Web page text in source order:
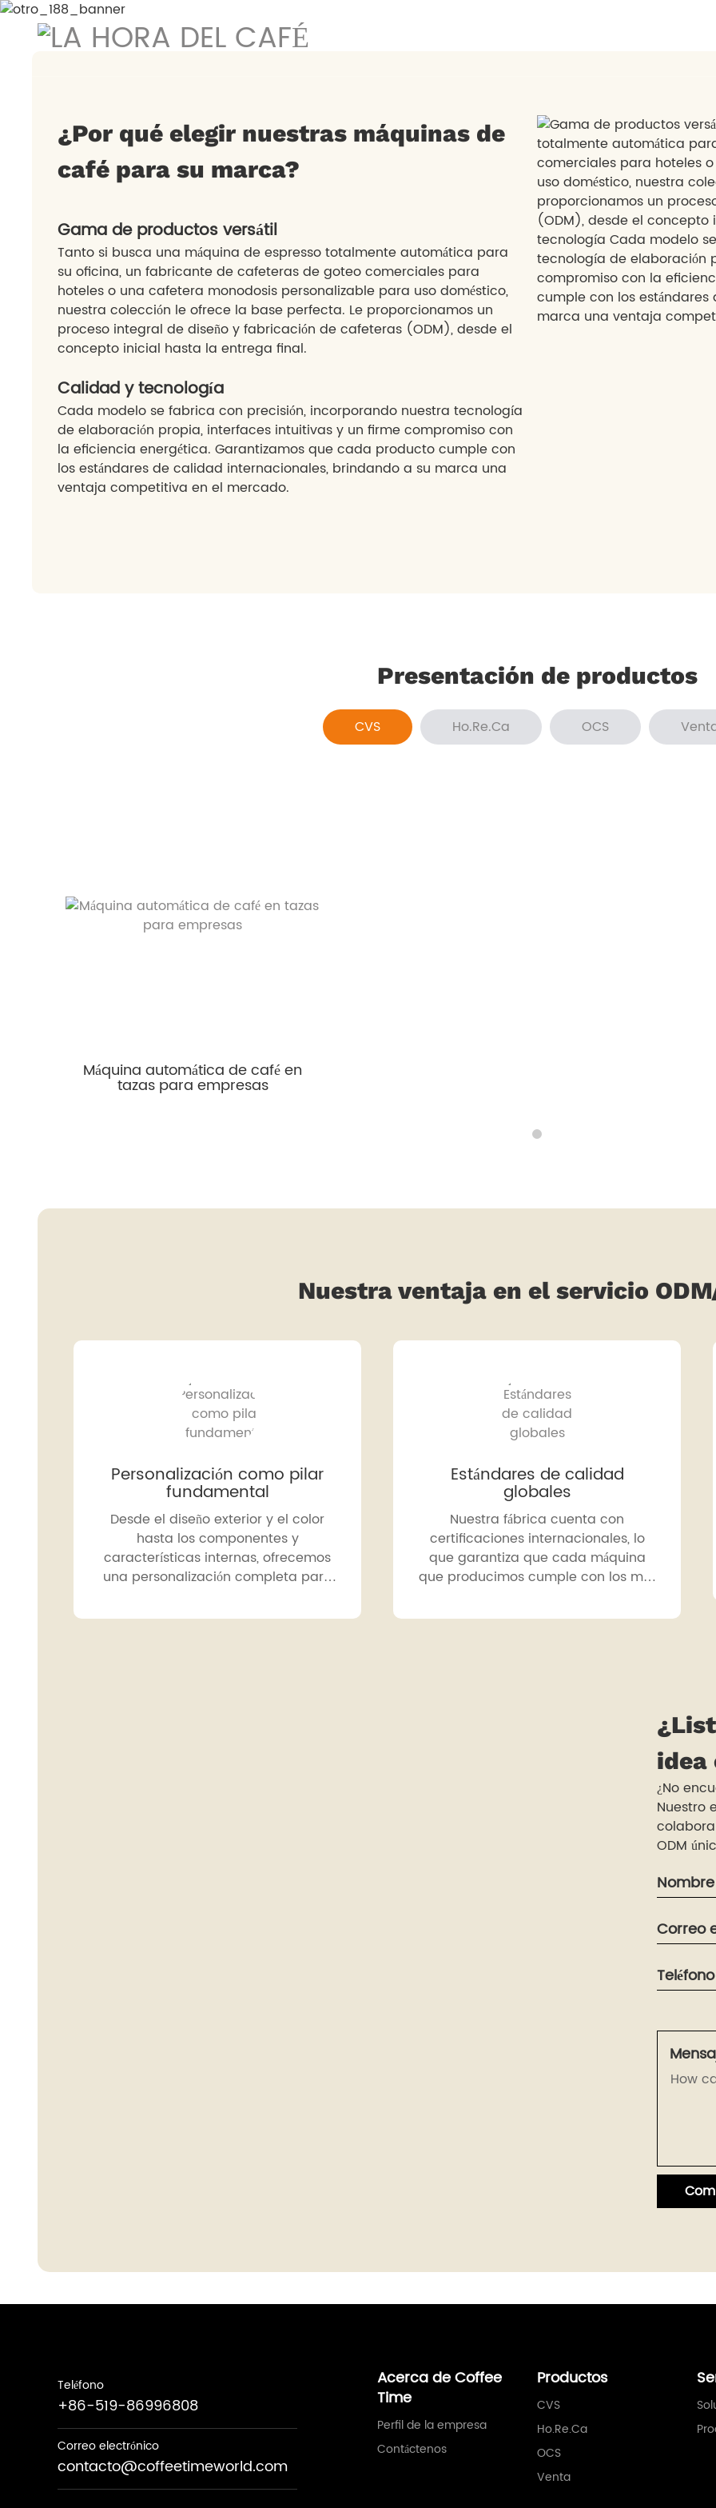
¿Por qué elegir nuestras máquinas de
café para su marca?
Gama de productos versátil
Tanto si busca una máquina de espresso totalmente automática para
su oficina, un fabricante de cafeteras de goteo comerciales para
hoteles o una cafetera monodosis personalizable para uso doméstico,
nuestra colección le ofrece la base perfecta. Le proporcionamos un
proceso integral de diseño y fabricación de cafeteras (ODM), desde el
concepto inicial hasta la entrega final.
Calidad y tecnología
Cada modelo se fabrica con precisión, incorporando nuestra tecnología
de elaboración propia, interfaces intuitivas y un firme compromiso con
la eficiencia energética. Garantizamos que cada producto cumple con
los estándares de calidad internacionales, brindando a su marca una
ventaja competitiva en el mercado.
Presentación de productos
CVS Ho.Re.Ca OCS
Máquina automática de café en
tazas para empresas
Nuestra ventaja en el servicio
Personalización como pilar
fundamental
Desde el diseño exterior y el color
hasta los componentes y
características internas, ofrecemos
una personalización completa para
su marca.
Estándares de calidad
globales
Nuestra fábrica cuenta con
certificaciones internacionales, lo
que garantiza que cada máquina
que producimos cumple con los más
seguridad para los mercados de
idea
¿No
Nuestro
ODM
Correo
Teléfono
Teléfono
+86-519-86996808
Correo electrónico
contacto@coffeetimeworld.com
Acerca de Coffee
Time
Perfil de la empresa
Contáctenos
Productos
CVS
Ho.Re.Ca
OCS
Venta